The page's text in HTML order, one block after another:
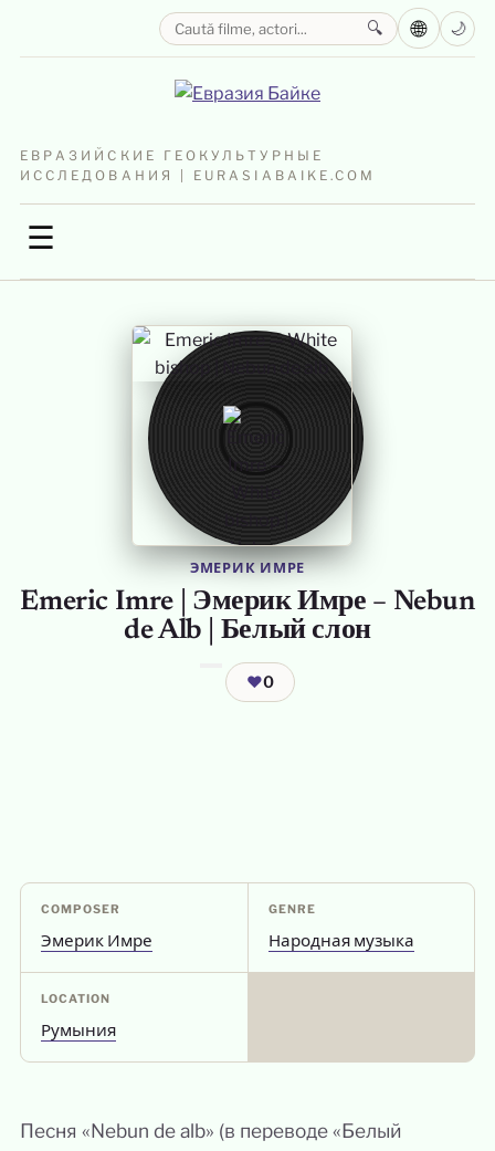
ЕВРАЗИЙСКИЕ ГЕОКУЛЬТУРНЫЕ
ИССЛЕДОВАНИЯ | EURASIABAIKE.COM
☰
🔍 🌐 🌙
ЭМЕРИК ИМРЕ
Emeric Imre | Эмерик Имре – Nebun
de Alb | Белый слон
❤0
COMPOSER
Эмерик Имре
GENRE
Народная музыка
LOCATION
Румыния
Песня «Nebun de alb» (в переводе «Белый